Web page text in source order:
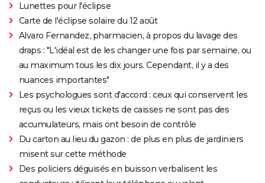
Lunettes pour l'éclipse
Carte de l'éclipse solaire du 12 août
Alvaro Fernandez, pharmacien, à propos du lavage des
draps : "L'idéal est de les changer une fois par semaine, ou
au maximum tous les dix jours. Cependant, il y a des
nuances importantes"
Les psychologues sont d'accord : ceux qui conservent les
reçus ou les vieux tickets de caisses ne sont pas des
accumulateurs, mais ont besoin de contrôle
Du carton au lieu du gazon : de plus en plus de jardiniers
misent sur cette méthode
Des policiers déguisés en buisson verbalisent les